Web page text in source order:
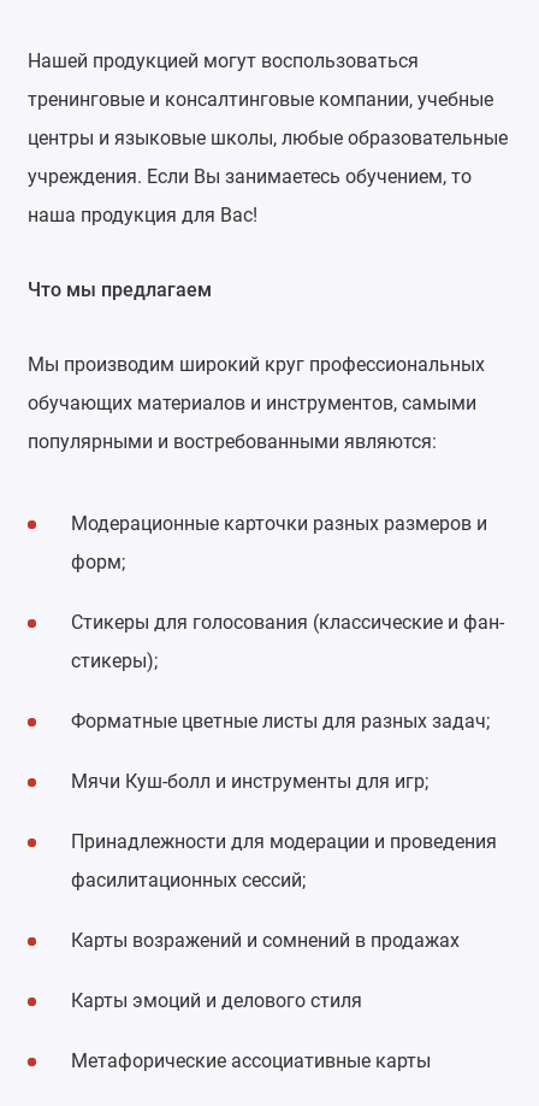
Нашей продукцией могут воспользоваться
тренинговые и консалтинговые компании, учебные
центры и языковые школы, любые образовательные
учреждения. Если Вы занимаетесь обучением, то
наша продукция для Вас!
Что мы предлагаем
Мы производим широкий круг профессиональных
обучающих материалов и инструментов, самыми
популярными и востребованными являются:
Модерационные карточки разных размеров и
форм;
Стикеры для голосования (классические и фан-
стикеры);
Форматные цветные листы для разных задач;
Мячи Куш-болл и инструменты для игр;
Принадлежности для модерации и проведения
фасилитационных сессий;
Карты возражений и сомнений в продажах
Карты эмоций и делового стиля
Метафорические ассоциативные карты